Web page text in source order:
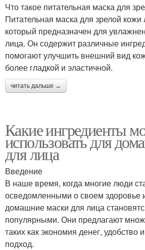
Что такое питательная маска для
Питательная маска для зрелой кожи
который предназначен для
лица. Он содержит различные
помогают улучшить внешний вид
более гладкой и эластичной.
читать дальше →
Какие ингредиенты
использовать для
для лица
Введение
В наше время, когда многие люди
осведомленными о своем здоровье
домашние маски для лица
популярными. Они предлагают
таких как экономия денег, удобство
подход.